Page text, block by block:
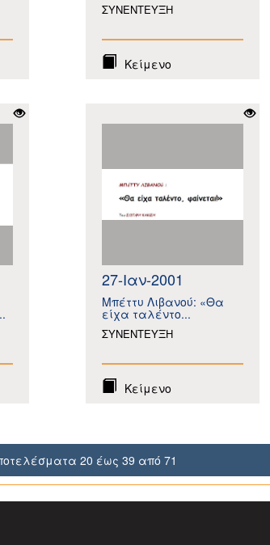
ΣΥΝΕΝΤΕΥΞΗ
Κείμενο
27-Ιαν-2001
Μπέττυ Λιβανού: «Θα
είχα ταλέντο...
ΣΥΝΕΝΤΕΥΞΗ
Κείμενο
20 έως 39 από 71